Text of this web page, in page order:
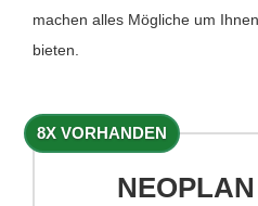
machen alles Mögliche um
bieten.
8X VORHANDEN